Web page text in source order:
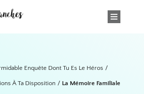
Enquête Dont Tu Es Le Héros /
À Ta Disposition / La Mémoire Familiale